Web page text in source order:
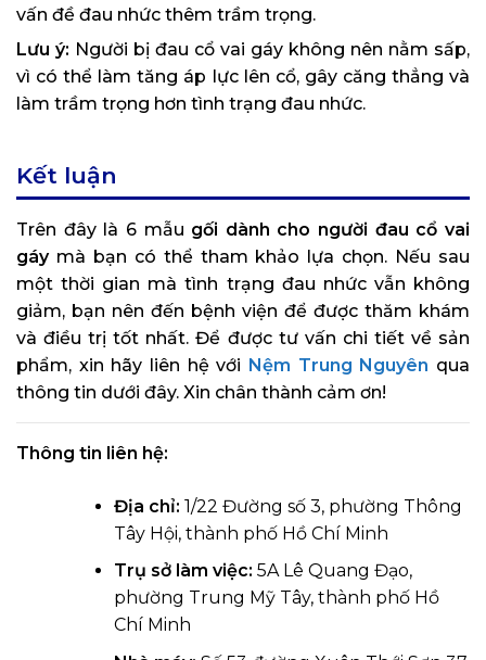
vấn đề đau nhức thêm trầm trọng.
Lưu ý: Người bị đau cổ vai gáy không nên nằm sấp,
vì có thể làm tăng áp lực lên cổ, gây căng thẳng và
làm trầm trọng hơn tình trạng đau nhức.
Kết luận
Trên đây là 6 mẫu gối dành cho người đau cổ vai
gáymà bạn có thể tham khảo lựa chọn. Nếu sau
một thời gian mà tình trạng đau nhức vẫn không
giảm, bạn nên đến bệnh viện để được thăm khám
và điều trị tốt nhất. Để được tư vấn chi tiết về sản
phẩm, xin hãy liên hệ với Nệm Trung Nguyên qua
thông tin dưới đây. Xin chân thành cảm ơn!
Thông tin liên hệ:
Địa chỉ: 1/22 Đường số 3, phường Thông
Tây Hội, thành phố Hồ Chí Minh
Trụ sở làm việc: 5A Lê Quang Đạo,
phường Trung Mỹ Tây, thành phố Hồ
Chí Minh